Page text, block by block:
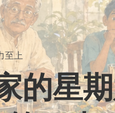
至上
的星